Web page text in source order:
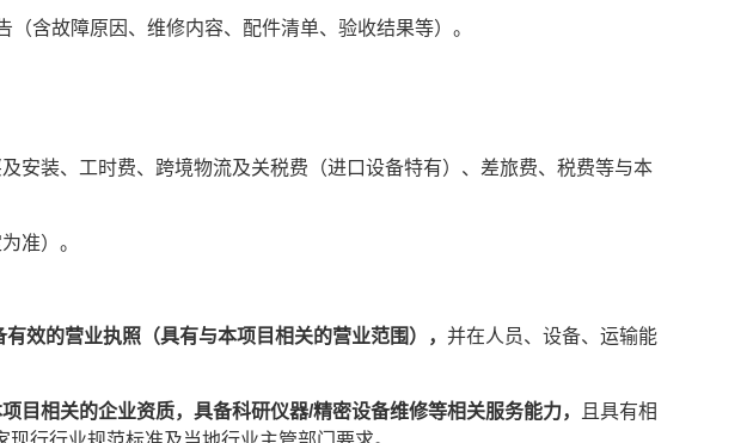
（含故障原因、维修内容、配件清单、验收结果等）。
安装、工时费、跨境物流及关税费（进口设备特有）、差旅费、税费等与本
准）。
效的营业执照（具有与本项目相关的营业范围）， 并在人员、设备、运输能
目相关的企业资质，具备科研仪器/精密设备维修等相关服务能力，
且具有相